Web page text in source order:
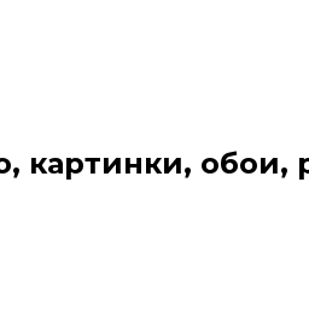
картинки,